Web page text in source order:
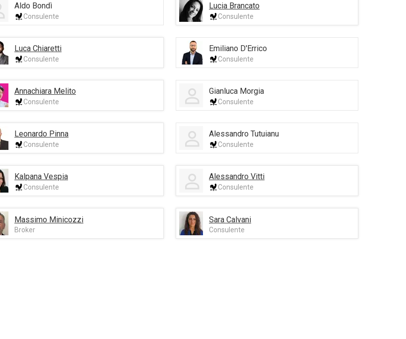
Aldo Bondì
Consulente
Lucia Brancato
Consulente
Luca Chiaretti
Consulente
Emiliano D'Errico
Consulente
Annachiara Melito
Consulente
Gianluca Morgia
Consulente
Leonardo Pinna
Consulente
Alessandro Tutuianu
Consulente
Kalpana Vespia
Consulente
Alessandro Vitti
Consulente
Massimo Minicozzi
Broker
Sara Calvani
Consulente